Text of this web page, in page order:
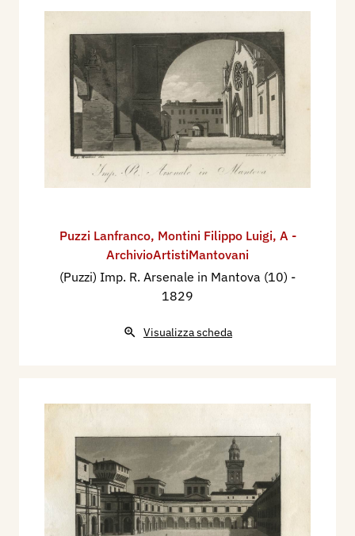
Puzzi Lanfranco, Montini Filippo Luigi, A -
ArchivioArtistiMantovani
(Puzzi) Imp. R. Arsenale in Mantova (10) -
1829
Visualizza scheda